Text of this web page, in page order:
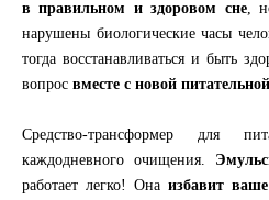
в правильном и здоровом сне,
нарушены биологические часы
тогда восстанавливаться и быть
вопрос вместе с новой
Средство-трансформер для
каждодневного очищения.
работает легко! Она избавит